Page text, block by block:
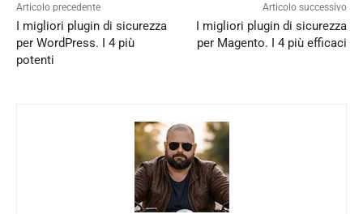
Articolo precedente
I migliori plugin di sicurezza
per WordPress. I 4 più
potenti
Articolo successivo
I migliori plugin di sicurezza
per Magento. I 4 più efficaci